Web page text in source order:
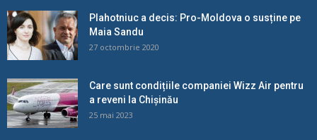
Plahotniuc a decis: Pro-Moldova o susține pe
Maia Sandu
27 octombrie 2020
Care sunt condițiile companiei Wizz Air pentru
a reveni la Chișinău
25 mai 2023